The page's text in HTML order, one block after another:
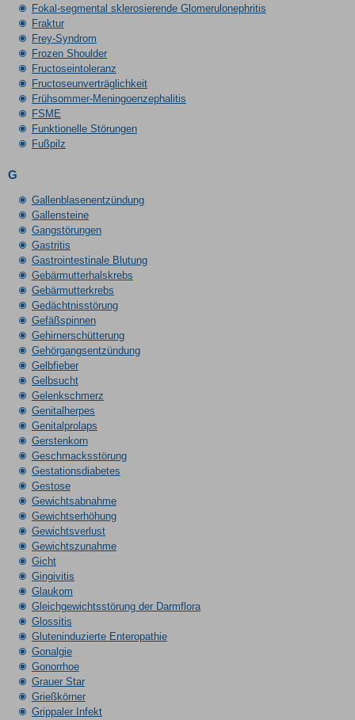
Fokal-segmental sklerosierende Glomerulonephritis
Fraktur
Frey-Syndrom
Frozen Shoulder
Fructoseintoleranz
Fructoseunverträglichkeit
Frühsommer-Meningoenzephalitis
FSME
Funktionelle Störungen
Fußpilz
G
Gallenblasenentzündung
Gallensteine
Gangstörungen
Gastritis
Gastrointestinale Blutung
Gebärmutterhalskrebs
Gebärmutterkrebs
Gedächtnisstörung
Gefäßspinnen
Gehirnerschütterung
Gehörgangsentzündung
Gelbfieber
Gelbsucht
Gelenkschmerz
Genitalherpes
Genitalprolaps
Gerstenkorn
Geschmacksstörung
Gestationsdiabetes
Gestose
Gewichtsabnahme
Gewichtserhöhung
Gewichtsverlust
Gewichtszunahme
Gicht
Gingivitis
Glaukom
Gleichgewichtsstörung der Darmflora
Glossitis
Gluteninduzierte Enteropathie
Gonalgie
Gonorrhoe
Grauer Star
Grießkörner
Grippaler Infekt